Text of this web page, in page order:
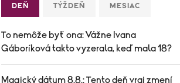
DEŇ TÝŽDEŇ MESIAC
To nemôže byť ona: Vážne Ivana
Gáboríková takto vyzerala, keď mala 18?
Magický dátum 8.8.: Tento deň vraj zmení